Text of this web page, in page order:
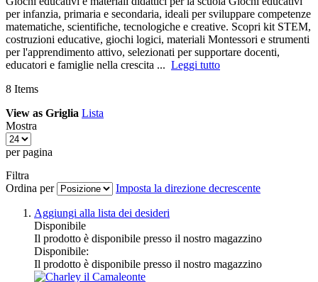
per infanzia, primaria e secondaria, ideali per sviluppare competenze
matematiche, scientifiche, tecnologiche e creative. Scopri kit STEM,
costruzioni educative, giochi logici, materiali Montessori e strumenti
per l'apprendimento attivo, selezionati per supportare docenti,
educatori e famiglie nella crescita ... Leggi tutto
8 Items
View as Griglia Lista
Mostra
per pagina
Filtra
Ordina per
Imposta la direzione decrescente
Aggiungi alla lista dei desideri
Disponibile
Il prodotto è disponibile presso il nostro magazzino
Disponibile:
Il prodotto è disponibile presso il nostro magazzino